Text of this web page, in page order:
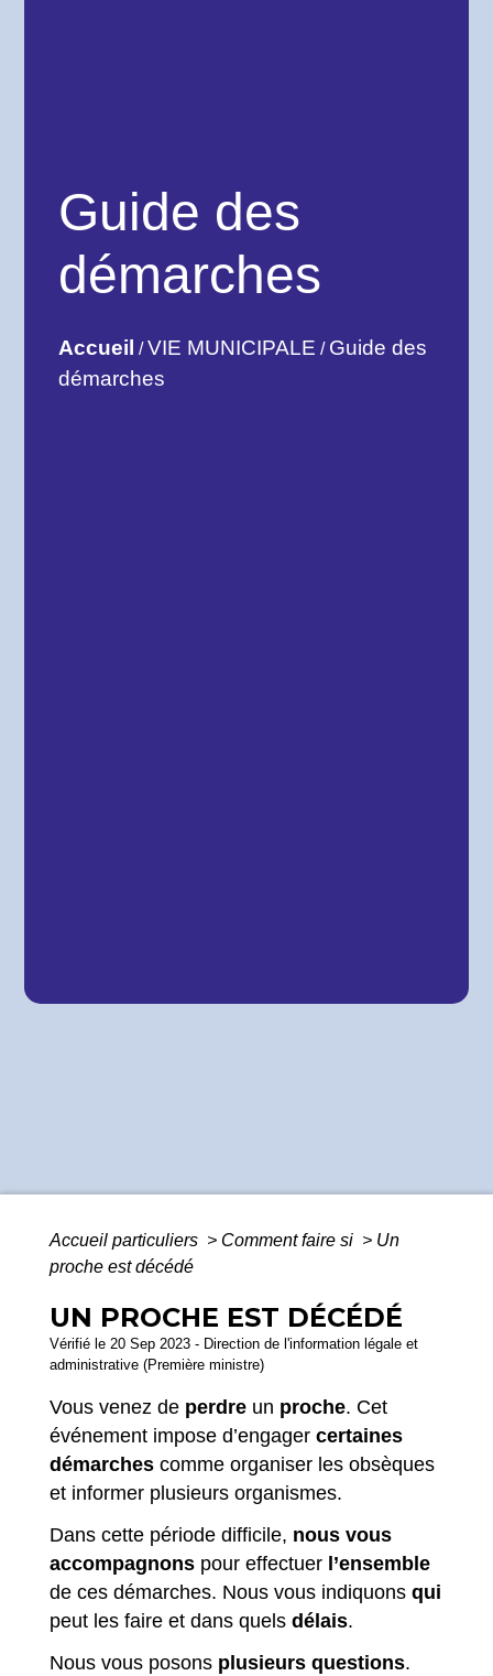
Guide des
démarches
Accueil /VIE MUNICIPALE / Guide des
démarches
Accueil particuliers > Comment faire si > Un
proche est décédé
UN PROCHE EST DÉCÉDÉ
Vérifié le 20 Sep 2023 - Direction de l'information légale et
administrative (Première ministre)
Vous venez de perdre un proche. Cet
événement impose d’engager certaines
démarches comme organiser les obsèques
et informer plusieurs organismes.
Dans cette période difficile, nous vous
accompagnons pour effectuer l’ensemble
de ces démarches. Nous vous indiquons qui
peut les faire et dans quels délais.
Nous vous posons plusieurs questions.